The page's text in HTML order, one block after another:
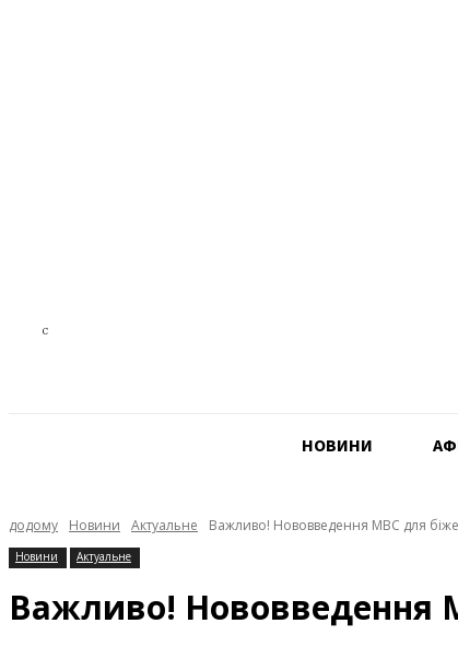
C
НОВИНИ
додому Новини Актуальне Важливо! Нововведення МВС для
Новини Актуальне
Важливо! Нововведення